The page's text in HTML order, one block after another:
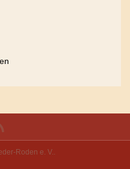
Roden e. V..